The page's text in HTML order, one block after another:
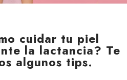
cuidar tu piel
la lactancia? Te
algunos tips.